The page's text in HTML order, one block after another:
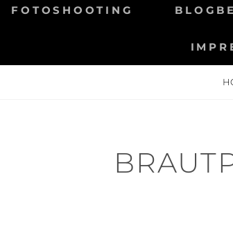
FOTOSHOOTING